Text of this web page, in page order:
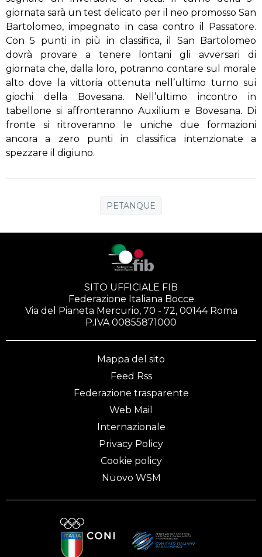
giornata sarà un test delicato per il neo promosso San
Bartolomeo, impegnato in casa contro il Passatore.
Con 5 punti in più in classifica, il San Bartolomeo
dovrà provare a tenere lontani gli avversari di
giornata che, dalla loro, potranno contare sul morale
alto dove la vittoria ottenuta nell’ultimo turno sui
giochi della Bovesana. Nell’ultimo incontro in
tabellone si affronteranno Auxilium e Bovesana. Di
fronte si ritroveranno le uniche due formazioni
ancora a zero punti in classifica intenzionate a
spezzare il digiuno.
PETANQUE
SITO UFFICIALE FIB
Federazione Italiana Bocce
Via del Pianeta Mercurio, 70 - 72, 00144 Roma
P.IVA 00855871000
Mappa del sito
Feed Rss
Federazione trasparente
Web Mail
Internazionale
Privacy Policy
Cookie policy
Nuovo WSM